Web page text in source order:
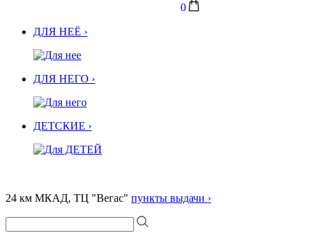
0
ДЛЯ НЕЁ ›
ДЛЯ НЕГО ›
ДЕТСКИЕ ›
24 км МКАД, ТЦ "Вегас" пункты выдачи ›